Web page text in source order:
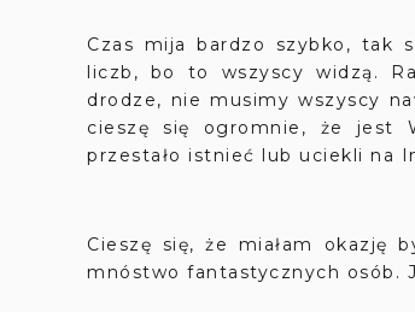
Czas mija bardzo szybko, tak
liczb, bo to wszyscy widzą.
drodze, nie musimy wszyscy
cieszę się ogromnie, że jest
przestało istnieć lub uciekli na
Cieszę się, że miałam okazję
mnóstwo fantastycznych osób.